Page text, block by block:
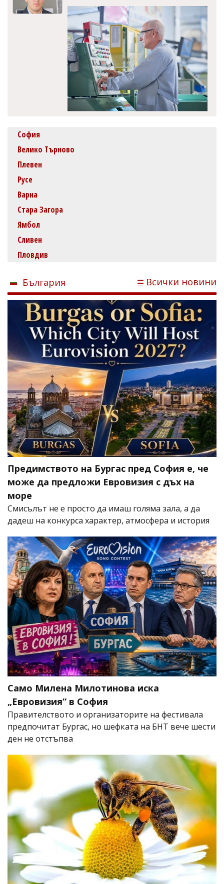
София
Велико Търново
Плевен
Русе
Варна
Стара Загора
Ямбол
Сливен
Пловдив
България Всички новини
Предимството на Бургас пред София е, че
може да предложи Евровизия с дъх на
море
Смисълът не е просто да имаш голяма зала, а да
дадеш на конкурса характер, атмосфера и история
Само Милена Милотинова иска
„Евровизия“ в София
Правителството и организаторите на фестивала
предпочитат Бургас, но шефката на БНТ вече шести
ден не отстъпва